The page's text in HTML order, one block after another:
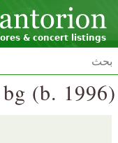
& concert listings
bg (b. 1996)